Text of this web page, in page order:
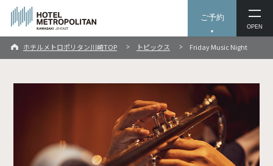
ご予約
OPEN
ホテルメトロポリタン川崎TOP トピックス Friday Music Night